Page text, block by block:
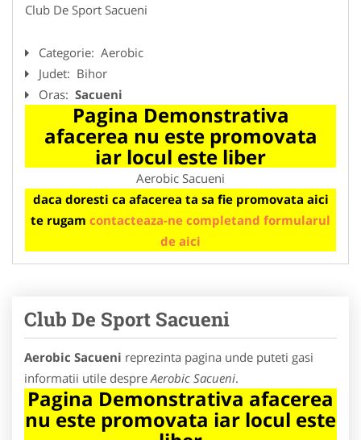
Club De Sport Sacueni
Categorie: Aerobic
Judet: Bihor
Oras: Sacueni
Pagina Demonstrativa
afacerea nu este promovata
iar locul este liber
Aerobic Sacueni
daca doresti ca afacerea ta sa fie promovata aici
te rugam contacteaza-ne completand formularul
de aici
Club De Sport Sacueni
Aerobic Sacueni reprezinta pagina unde puteti gasi
informatii utile despre Aerobic Sacueni.
Pagina Demonstrativa afacerea
nu este promovata iar locul este